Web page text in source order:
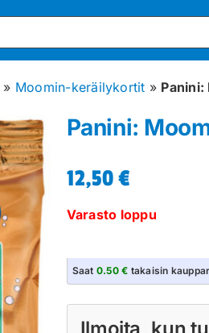
» Moomin-keräilykortit »
Panini:
12,50€
Varasto loppu
Saat 0.50 € takaisin